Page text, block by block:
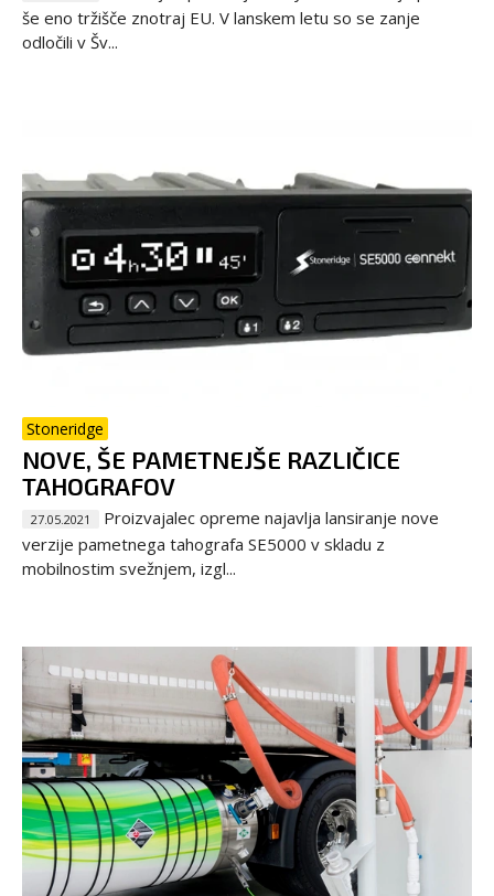
še eno tržišče znotraj EU. V lanskem letu so se zanje
odločili v Šv...
Stoneridge
NOVE, ŠE PAMETNEJŠE RAZLIČICE
TAHOGRAFOV
27.05.2021
Proizvajalec opreme najavlja lansiranje nove
verzije pametnega tahografa SE5000 v skladu z
mobilnostim svežnjem, izgl...